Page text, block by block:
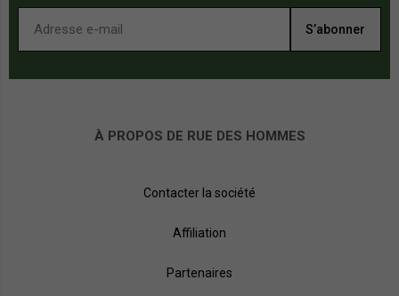
S’abonner
À PROPOS DE RUE DES HOMMES
Contacter la société
Affiliation
Partenaires